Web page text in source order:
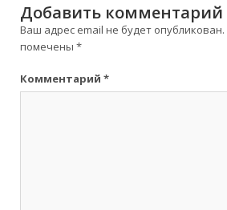
Добавить комментарий
Ваш адрес email не будет опубликован.
помечены *
Комментарий *